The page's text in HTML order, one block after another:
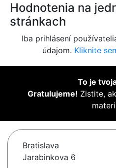
Hodnotenia na
stránkach
Iba prihlásení
údajom. Kliknite
To je
Gratulujeme! Zistite,
Bratislava
Jarabinkova 6